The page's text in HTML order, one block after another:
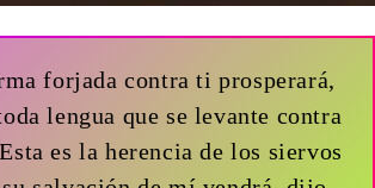
forjada contra ti prosperará,
lengua que se levante contra
es la herencia de los siervos